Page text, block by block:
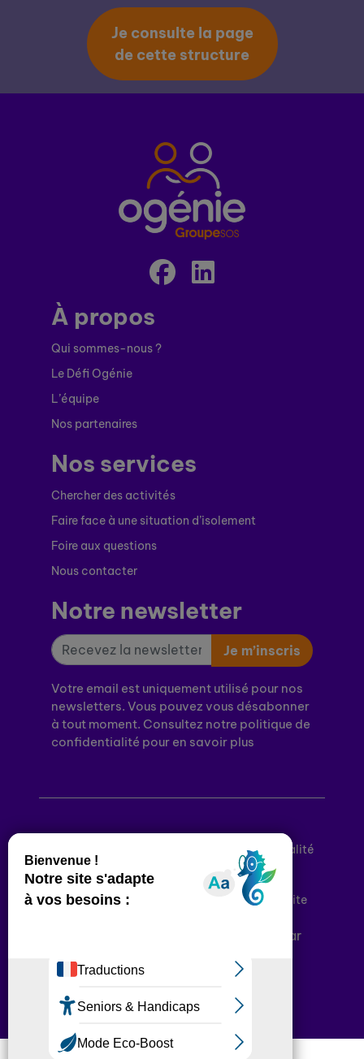
Je consulte la page
de cette structure
À propos
Qui sommes-nous ?
Le Défi Ogénie
L’équipe
Nos partenaires
Nos services
Chercher des activités
Faire face à une situation d’isolement
Foire aux questions
Nous contacter
Notre newsletter
Je m’inscris
Votre email est uniquement utilisé pour nos
newsletters. Vous pouvez vous désabonner
à tout moment. Consultez notre politique de
confidentialité pour en savoir plus
Politique de confidentialité
Conditions générales d’utilisation
Déclaration d’accessibilité
Plan du site
Plateforme développée en France par